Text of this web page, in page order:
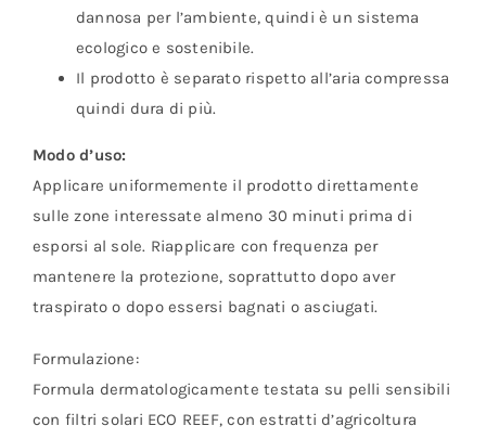
dannosa per l’ambiente, quindi è un sistema
ecologico e sostenibile.
Il prodotto è separato rispetto all’aria compressa
quindi dura di più.
Modo d’uso:
Applicare uniformemente il prodotto direttamente
sulle zone interessate almeno 30 minuti prima di
esporsi al sole. Riapplicare con frequenza per
mantenere la protezione, soprattutto dopo aver
traspirato o dopo essersi bagnati o asciugati.
Formulazione:
Formula dermatologicamente testata su pelli sensibili
con filtri solari ECO REEF, con estratti d’agricoltura